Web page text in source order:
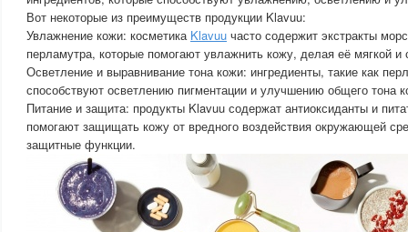
Вот некоторые из преимуществ продукции Klavuu:
Увлажнение кожи: косметика Klavuu часто содержит экстракты
перламутра, которые помогают увлажнить кожу, делая её мягкой
Осветление и выравнивание тона кожи: ингредиенты, такие как
способствуют осветлению пигментации и улучшению общего тона
Питание и защита: продукты Klavuu содержат антиоксиданты и
помогают защищать кожу от вредного воздействия окружающей
защитные функции.